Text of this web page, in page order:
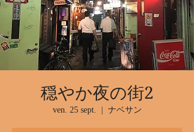
穏やか夜の街2
ven. 25 sept. ナベサン